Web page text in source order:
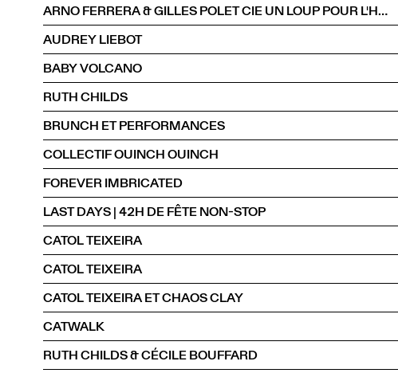
ARNO FERRERA & GILLES POLET CIE UN LOUP POUR L'HOMME
AUDREY LIEBOT
BABY VOLCANO
RUTH CHILDS
BRUNCH ET PERFORMANCES
COLLECTIF OUINCH OUINCH
FOREVER IMBRICATED
LAST DAYS | 42H DE FÊTE NON-STOP
CATOL TEIXEIRA
CATOL TEIXEIRA
CATOL TEIXEIRA ET CHAOS CLAY
CATWALK
RUTH CHILDS & CÉCILE BOUFFARD